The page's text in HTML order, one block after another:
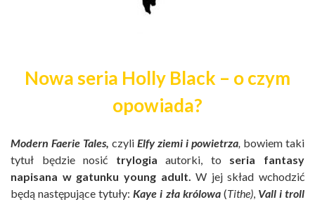
Nowa seria Holly Black – o czym
opowiada?
Modern Faerie Tales, czyli Elfy ziemi i powietrza bowiem taki
tytuł będzie nosić trylogia autorki, to seria fantasy
napisana w gatunku young adult. W jej skład wchodzić
będą następujące tytuły: Kaye i zła królowa (Tithe), Vall i troll